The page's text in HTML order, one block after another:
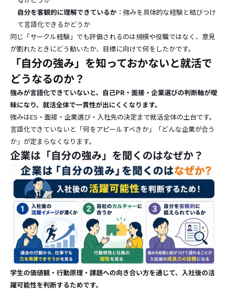
自分を客観的に理解できているか ：強みを具体的な経験と結びつけ
て言語化できるかどうか
同じ「サークル経験」でも評価されるのは規模や役職ではなく、意見
が割れたときにどう動いたか、目標に向けて何をしたかです。
「自分の強み」を知っておかないと就活で
どうなるのか？
強みが言語化できていないと、自己PR・面接・企業選びの判断軸が曖
昧になり、就活全体で一貫性が出にくくなります。
強みはES・面接・企業選び・入社先の決定まで就活全体の土台です。
言語化できていないと「何をアピールすべきか」「どんな企業が合う
か」が定まらなくなります。
企業は「自分の強み」を聞くのはなぜか？
学生の価値観・行動原理・課題への向き合い方を通じて、入社後の活
躍可能性を判断するためです。